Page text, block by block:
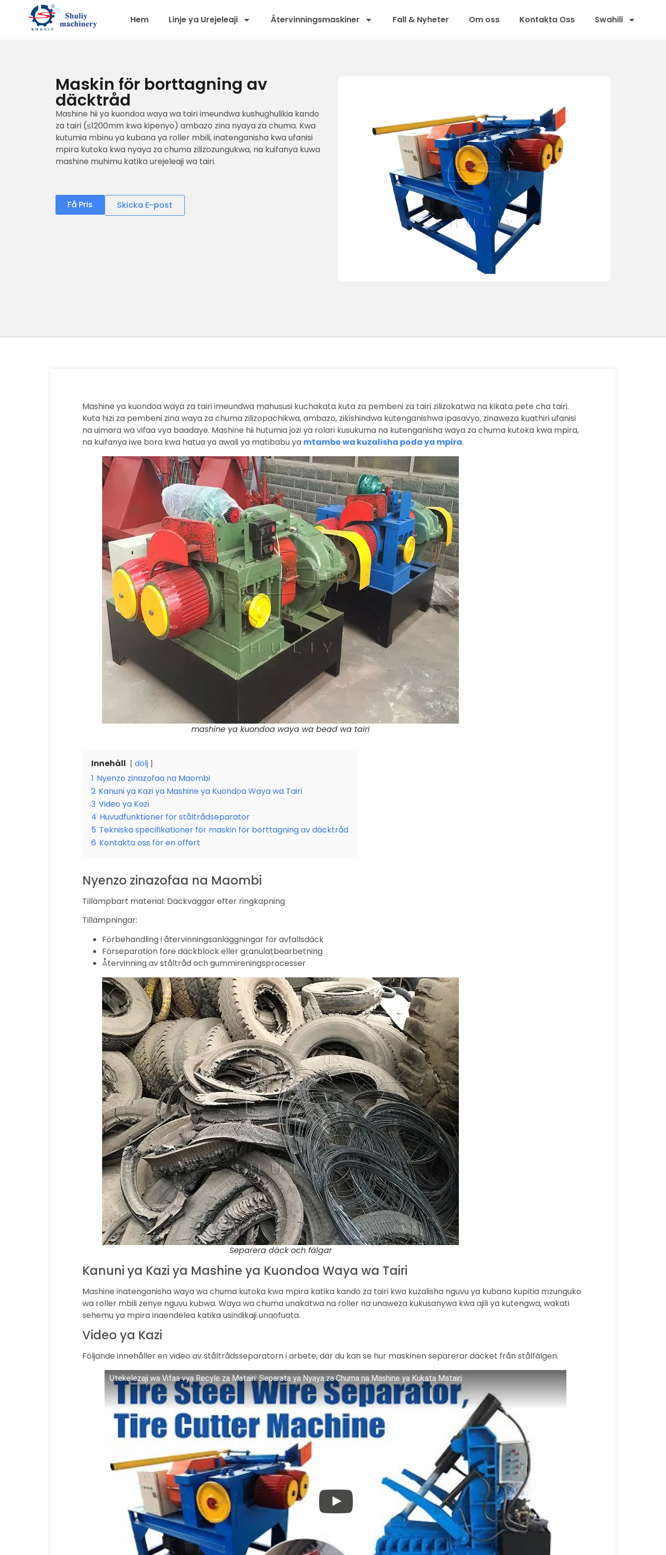
Hem Linje ya Urejeleaji Återvinningsmaskiner Fall & Nyheter Om oss Kontakta Oss Swahili
Maskin för borttagning av
däcktråd
Mashine hii ya kuondoa waya wa tairi imeundwa kushughulikia kando
za tairi (≤1200mm kwa kipenyo) ambazo zina nyaya za chuma. Kwa
kutumia mbinu ya kubana ya roller mbili, inatenganisha kwa ufanisi
mpira kutoka kwa nyaya za chuma zilizozungukwa, na kuifanya kuwa
mashine muhimu katika urejeleaji wa tairi.
Få Pris Skicka E-post
Mashine ya kuondoa waya za tairi imeundwa mahususi kuchakata kuta za pembeni za tairi zilizokatwa na kikata pete cha tairi.
Kuta hizi za pembeni zina waya za chuma zilizopachikwa, ambazo, zikishindwa kutenganishwa ipasavyo, zinaweza kuathiri ufanisi
na uimara wa vifaa vya baadaye. Mashine hii hutumia jozi ya rolari kusukuma na kutenganisha waya za chuma kutoka kwa mpira,
na kuifanya iwe bora kwa hatua ya awali ya matibabu ya mtambo wa kuzalisha poda ya mpira.
mashine ya kuondoa waya wa bead wa tairi
Innehåll
dölj
1 Nyenzo zinazofaa na Maombi
2 Kanuni ya Kazi ya Mashine ya Kuondoa Waya wa Tairi
3 Video ya Kazi
4 Huvudfunktioner för ståltrådseparator
5 Tekniska specifikationer för maskin för borttagning av däcktråd
6 Kontakta oss för en offert
Nyenzo zinazofaa na Maombi
Tillämpbart material: Däckväggar efter ringkapning
Tillämpningar:
Förbehandling i återvinningsanläggningar för avfallsdäck
Förseparation före däckblock eller granulatbearbetning
Återvinning av ståltråd och gummireningsprocesser
Separera däck och fälgar
Kanuni ya Kazi ya Mashine ya Kuondoa Waya wa Tairi
Mashine inatenganisha waya wa chuma kutoka kwa mpira katika kando za tairi kwa kuzalisha nguvu ya kubana kupitia mzunguko
wa roller mbili zenye nguvu kubwa. Waya wa chuma unakatwa na roller na unaweza kukusanywa kwa ajili ya kutengwa, wakati
sehemu ya mpira inaendelea katika usindikaji unaofuata.
Video ya Kazi
Följande innehåller en video av ståltrådsseparatorn i arbete, där du kan se hur maskinen separerar däcket från stålfälgen.
Utekelezaji wa Vifaa vya Recyle za Matairi: Separata ya Nyaya za Chuma na Mashine ya Kukata Matairi